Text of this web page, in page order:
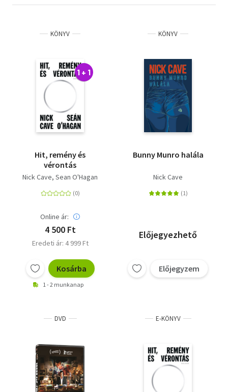
KÖNYV
1 + 1
Hit, remény és
vérontás
Nick Cave Sean O'Hagan
Online ár:
4 500 Ft
Eredeti ár: 4 999 Ft
Kosárba
1 - 2 munkanap
KÖNYV
Bunny Munro halála
Nick Cave
Előjegyezhető
Előjegyzem
DVD E-KÖNYV